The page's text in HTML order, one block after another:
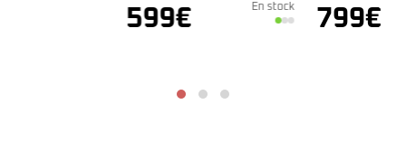
En stock 799€ En stock